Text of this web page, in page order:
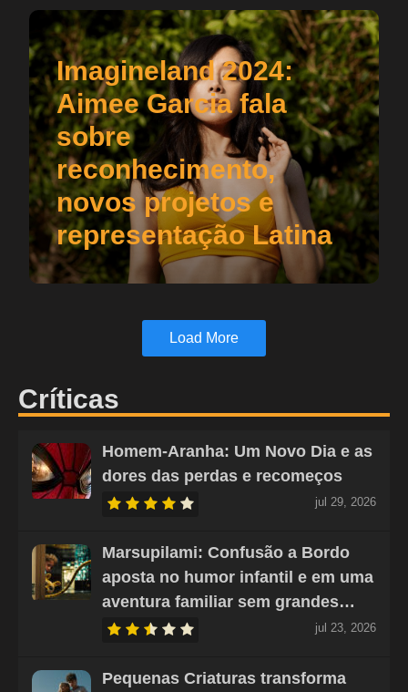
Imagineland 2024:
Aimee Garcia fala
sobre
reconhecimento,
novos projetos e
representação Latina
Load More
Críticas
Homem-Aranha: Um Novo Dia e as
dores das perdas e recomeços
jul 29, 2026
Marsupilami: Confusão a Bordo
aposta no humor infantil e em uma
aventura familiar sem grandes…
jul 23, 2026
Pequenas Criaturas transforma